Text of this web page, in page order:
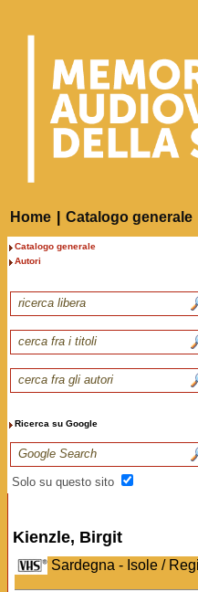
Home Catalogo generale
Catalogo generale
Autori
Ricerca su Google
Solo su questo sito
Kienzle, Birgit
Sardegna - Isole /